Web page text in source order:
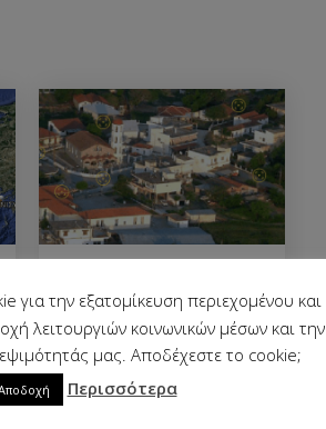
για την εξατομίκευση περιεχομένου και
λειτουργιών κοινωνικών μέσων και την
μας. Αποδέχεστε το cookie;
Περισσότερα